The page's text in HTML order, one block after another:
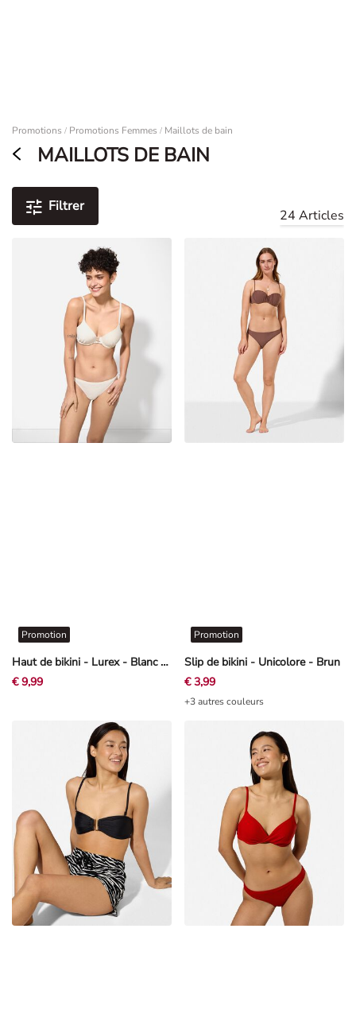
Promotions / Promotions Femmes / Maillots de bain
MAILLOTS DE BAIN
Filtrer
24 Articles
Haut de bikini - Lurex - Blanc cassé
Promotion
€ 9,99
Slip de bikini - Unicolore - Brun
Promotion
€ 3,99
+3 autres couleurs